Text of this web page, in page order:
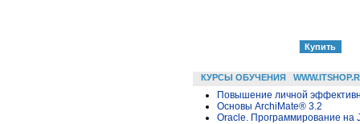
КУРСЫ ОБУЧЕНИЯ
Повышение личной
Основы ArchiMate® 3.2
Oracle. Программирование на